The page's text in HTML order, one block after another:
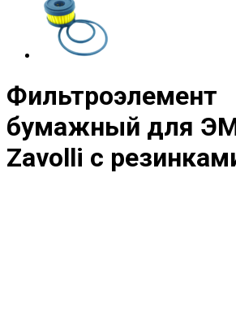
Фильтроэлемент
бумажный для
Zavolli с